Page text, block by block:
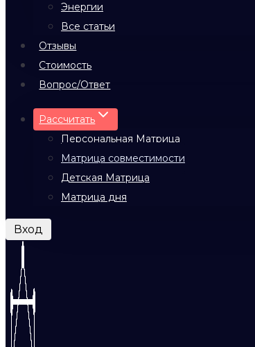
Энергии
Все статьи
Отзывы
Стоимость
Вопрос/Ответ
Рассчитать
Персональная Матрица
Матрица совместимости
Детская Матрица
Матрица дня
Вход